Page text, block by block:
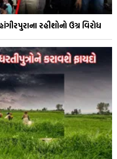
રહીશોનો ઉગ્ર વિરોધ